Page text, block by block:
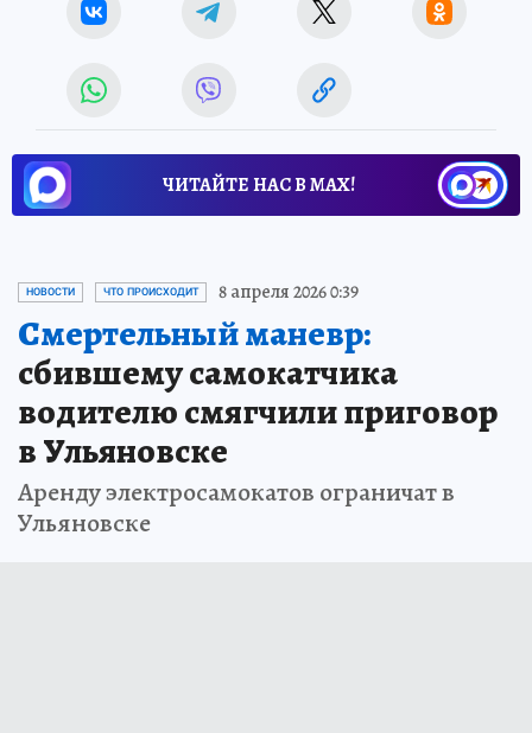
ЧИТАЙТЕ НАС В МАХ!
НОВОСТИ ЧТО ПРОИСХОДИТ 8 апреля 2026 0:39
Смертельный маневр:
сбившему самокатчика
водителю смягчили приговор
в Ульяновске
Аренду электросамокатов ограничат в
Ульяновске